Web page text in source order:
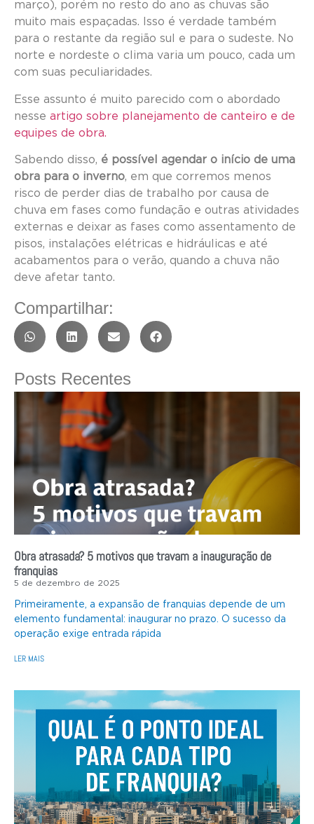
março), porém no resto do ano as chuvas são
muito mais espaçadas. Isso é verdade também
para o restante da região sul e para o sudeste. No
norte e nordeste o clima varia um pouco, cada um
com suas peculiaridades.
Esse assunto é muito parecido com o abordado
nesse artigo sobre planejamento de canteiro e de
equipes de obra.
Sabendo disso, é possível agendar o início de uma
obra para o inverno, em que corremos menos
risco de perder dias de trabalho por causa de
chuva em fases como fundação e outras atividades
externas e deixar as fases como assentamento de
pisos, instalações elétricas e hidráulicas e até
acabamentos para o verão, quando a chuva não
deve afetar tanto.
Compartilhar:
Posts Recentes
Obra atrasada? 5 motivos que travam a inauguração de
franquias
5 de dezembro de 2025
Primeiramente, a expansão de franquias depende de um
elemento fundamental: inaugurar no prazo. O sucesso da
operação exige entrada rápida
LER MAIS